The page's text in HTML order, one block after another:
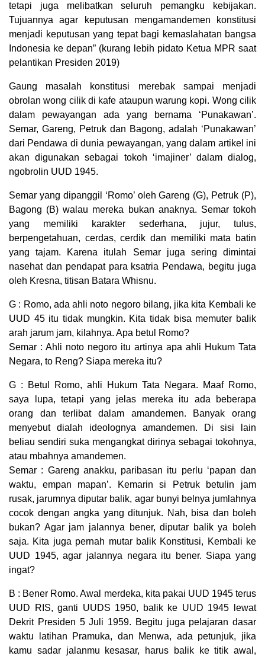
tetapi juga melibatkan seluruh pemangku kebijakan.
Tujuannya agar keputusan mengamandemen konstitusi
menjadi keputusan yang tepat bagi kemaslahatan bangsa
Indonesia ke depan” (kurang lebih pidato Ketua MPR saat
pelantikan Presiden 2019)
Gaung masalah konstitusi merebak sampai menjadi
obrolan wong cilik di kafe ataupun warung kopi. Wong cilik
dalam pewayangan ada yang bernama ‘Punakawan’.
Semar, Gareng, Petruk dan Bagong, adalah ‘Punakawan’
dari Pendawa di dunia pewayangan, yang dalam artikel ini
akan digunakan sebagai tokoh ‘imajiner’ dalam dialog,
ngobrolin UUD 1945.
Semar yang dipanggil ‘Romo’ oleh Gareng (G), Petruk (P),
Bagong (B) walau mereka bukan anaknya. Semar tokoh
yang memiliki karakter sederhana, jujur, tulus,
berpengetahuan, cerdas, cerdik dan memiliki mata batin
yang tajam. Karena itulah Semar juga sering dimintai
nasehat dan pendapat para ksatria Pendawa, begitu juga
oleh Kresna, titisan Batara Whisnu.
G : Romo, ada ahli noto negoro bilang, jika kita Kembali ke
UUD 45 itu tidak mungkin. Kita tidak bisa memuter balik
arah jarum jam, kilahnya. Apa betul Romo?
Semar : Ahli noto negoro itu artinya apa ahli Hukum Tata
Negara, to Reng? Siapa mereka itu?
G : Betul Romo, ahli Hukum Tata Negara. Maaf Romo,
saya lupa, tetapi yang jelas mereka itu ada beberapa
orang dan terlibat dalam amandemen. Banyak orang
menyebut dialah ideolognya amandemen. Di sisi lain
beliau sendiri suka mengangkat dirinya sebagai tokohnya,
atau mbahnya amandemen.
Semar : Gareng anakku, paribasan itu perlu ‘papan dan
waktu, empan mapan’. Kemarin si Petruk betulin jam
rusak, jarumnya diputar balik, agar bunyi belnya jumlahnya
cocok dengan angka yang ditunjuk. Nah, bisa dan boleh
bukan? Agar jam jalannya bener, diputar balik ya boleh
saja. Kita juga pernah mutar balik Konstitusi, Kembali ke
UUD 1945, agar jalannya negara itu bener. Siapa yang
ingat?
B : Bener Romo. Awal merdeka, kita pakai UUD 1945 terus
UUD RIS, ganti UUDS 1950, balik ke UUD 1945 lewat
Dekrit Presiden 5 Juli 1959. Begitu juga pelajaran dasar
waktu latihan Pramuka, dan Menwa, ada petunjuk, jika
kamu sadar jalanmu kesasar, harus balik ke titik awal,